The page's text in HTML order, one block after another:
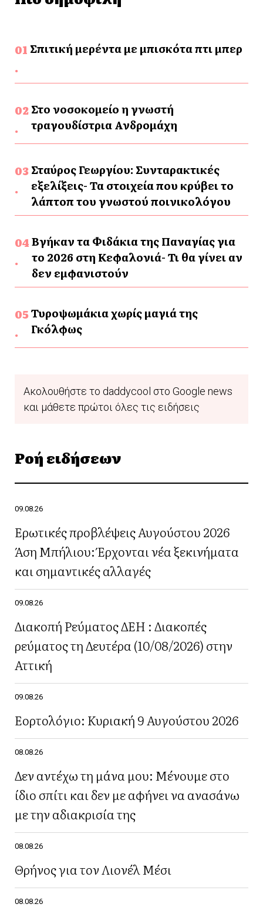
Σπιτική μερέντα με μπισκότα πτι μπερ
Στο νοσοκομείο η γνωστή
τραγουδίστρια Ανδρομάχη
Σταύρος Γεωργίου: Συνταρακτικές
εξελίξεις- Τα στοιχεία που κρύβει το
λάπτοπ του γνωστού ποινικολόγου
Βγήκαν τα Φιδάκια της Παναγίας για
το 2026 στη Κεφαλονιά- Τι θα γίνει αν
δεν εμφανιστούν
Τυροψωμάκια χωρίς μαγιά της
Γκόλφως
Ακολουθήστε το daddycool στο Google news
και μάθετε πρώτοι όλες τις ειδήσεις
Ροή ειδήσεων
09.08.26
Ερωτικές προβλέψεις Αυγούστου 2026
Άση Μπήλιου: Έρχονται νέα ξεκινήματα
και σημαντικές αλλαγές
09.08.26
Διακοπή Ρεύματος ΔΕΗ : Διακοπές
ρεύματος τη Δευτέρα (10/08/2026) στην
Αττική
09.08.26
Εορτολόγιο: Κυριακή 9 Αυγούστου 2026
08.08.26
Δεν αντέχω τη μάνα μου: Μένουμε στο
ίδιο σπίτι και δεν με αφήνει να ανασάνω
με την αδιακρισία της
08.08.26
Θρήνος για τον Λιονέλ Μέσι
08.08.26